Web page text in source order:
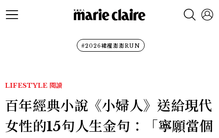
#2026裙襬澎澎RUN
LIFESTYLE 閱讀
百年經典小說《小婦人》送給現代
女性的15句人生金句：「寧願當個